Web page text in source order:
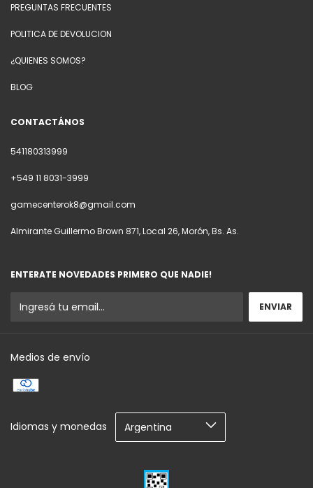
PREGUNTAS FRECUENTES
POLITICA DE DEVOLUCION
¿QUIENES SOMOS?
BLOG
CONTACTÁNOS
541180313999
+549 11 8031-3999
gamecenterok8@gmail.com
Almirante Guillermo Brown 871, Local 26, Morón, Bs. As.
ENTERATE NOVEDADES PRIMERO QUE NADIE!
Medios de envío
Idiomas y monedas